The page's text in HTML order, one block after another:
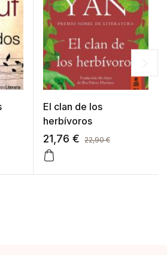
El clan de los
herbívoros
21,76 € 22,90€